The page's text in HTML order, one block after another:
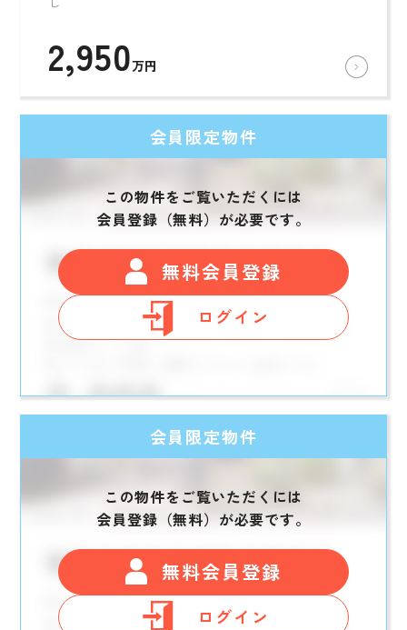
2,950万円
会員限定物件
この物件をご覧いただくには
会員登録（無料）が必要です。
無料会員登録
ログイン
会員限定物件
この物件をご覧いただくには
会員登録（無料）が必要です。
無料会員登録
ログイン